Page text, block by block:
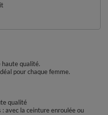
qualité.
pour chaque femme.
qualité
avec la ceinture enroulée ou